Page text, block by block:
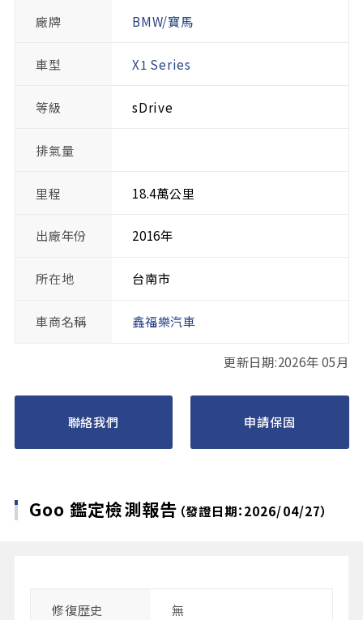
廠牌 BMW/寶馬
車型 X1 Series
等級 sDrive
排氣量
里程 18.4萬公里
出廠年份 2016年
所在地 台南市
車商名稱 鑫福樂汽車
更新日期:2026年 05月
聯絡我們 申請保固
Goo 鑑定檢測報告 （發證日期：2026/04/27）
修復歴史 無